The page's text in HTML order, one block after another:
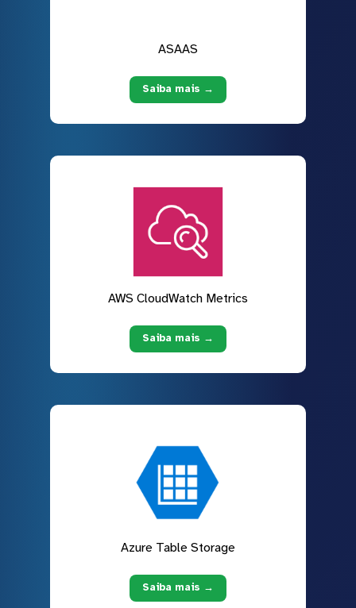
ASAAS
Saiba mais →
AWS CloudWatch Metrics
Saiba mais →
Azure Table Storage
Saiba mais →